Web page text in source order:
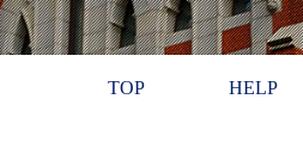
TOP HELP